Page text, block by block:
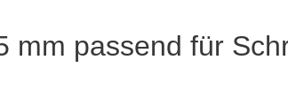
mm passend für